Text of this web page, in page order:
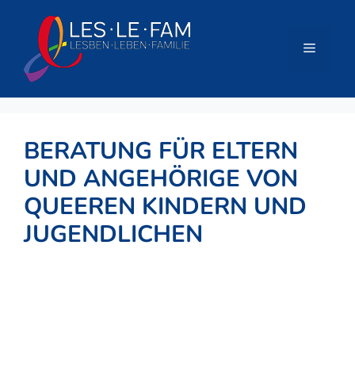
springen
Menü
BERATUNG FÜR ELTERN
UND ANGEHÖRIGE VON
QUEEREN KINDERN UND
JUGENDLICHEN